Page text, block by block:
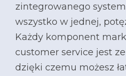
zintegrowanego
wszystko w jednej,
Każdy komponent
customer service jest
dzięki czemu możesz